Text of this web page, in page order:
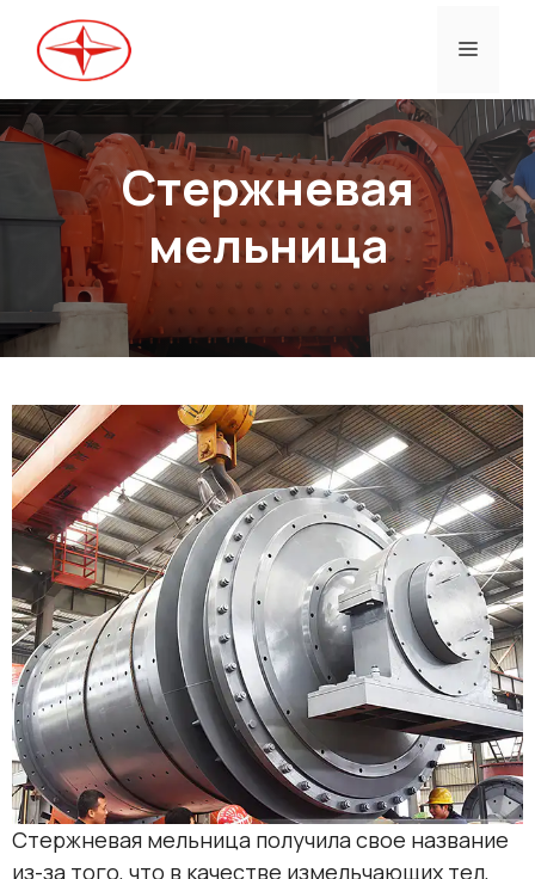
Перейти
содержанию
Меню
Стержневая
мельница
Стержневая мельница получила свое название
из-за того, что в качестве измельчающих тел,